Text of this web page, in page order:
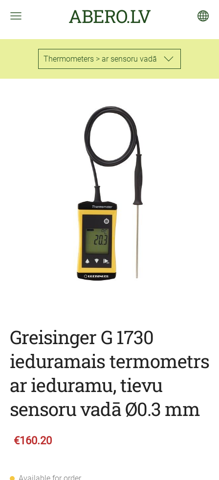
ABERO.LV
Thermometers > ar sensoru vadā
Greisinger G 1730
ieduramais termometrs
ar ieduramu, tievu
sensoru vadā Ø0.3 mm
€160.20
Available for order